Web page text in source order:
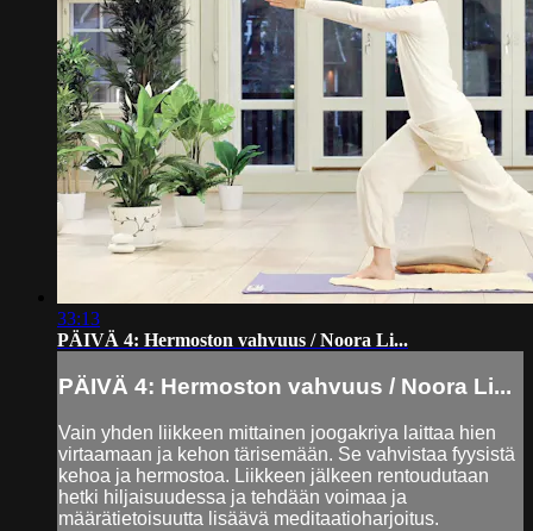
33:13
PÄIVÄ 4: Hermoston vahvuus / Noora Li...
PÄIVÄ 4: Hermoston vahvuus / Noora Li...
Vain yhden liikkeen mittainen joogakriya laittaa hien
virtaamaan ja kehon tärisemään. Se vahvistaa fyysistä
kehoa ja hermostoa. Liikkeen jälkeen rentoudutaan
hetki hiljaisuudessa ja tehdään voimaa ja
määrätietoisuutta lisäävä meditaatioharjoitus.